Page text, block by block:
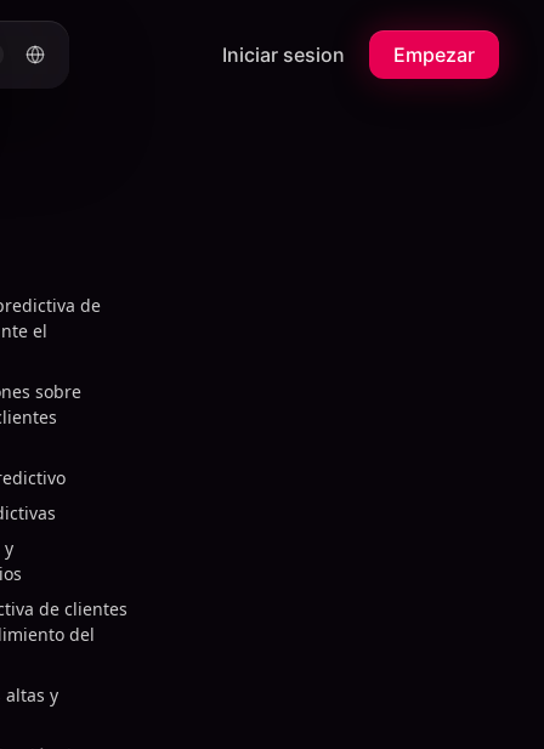
Iniciar sesion Empezar
de
el
sobre
y
de clientes
del
altas y